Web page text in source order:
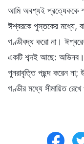
আমি অবশ্যই প্রত্যেককে
ঈশ্বরকে পুস্তকের মধ্যে,
গণ্ডীবদ্ধ করো না।
একটি শব্দই আছে: অভিনব।
পুনরাবৃত্তি পছন্দ করেন না;
গণ্ডীর মধ্যে সীমায়িত